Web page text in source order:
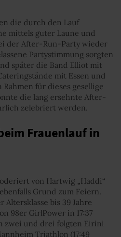
die durch den Lauf
mittels guter Laune und
der After-Run-Party wieder
Partystimmung sorgten
später die Band Elliot mit
mit Essen und
für dieses gesellige
die lang ersehnte After-
zelebriert werden.
Frauenlauf in
von Hartwig „Haddi“
Grund zum Feiern.
bis 39 Jahre
98er GirlPower in 17:37
zwei und drei folgten Eirini
Triathlon (17:49